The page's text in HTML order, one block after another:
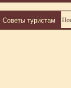
Советы туристам